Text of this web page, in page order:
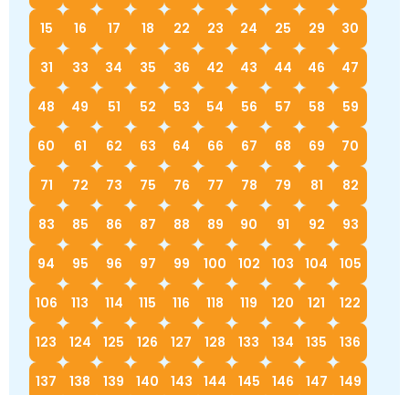
15 16 17 18 22 23 24 25 29 30
31 33 34 35 36 42 43 44 46 47
48 49 51 52 53 54 56 57 58 59
60 61 62 63 64 66 67 68 69 70
71 72 73 75 76 77 78 79 81 82
83 85 86 87 88 89 90 91 92 93
94 95 96 97 99 100 102 103 104 105
106 113 114 115 116 118 119 120 121 122
123 124 125 126 127 128 133 134 135 136
137 138 139 140 143 144 145 146 147 149